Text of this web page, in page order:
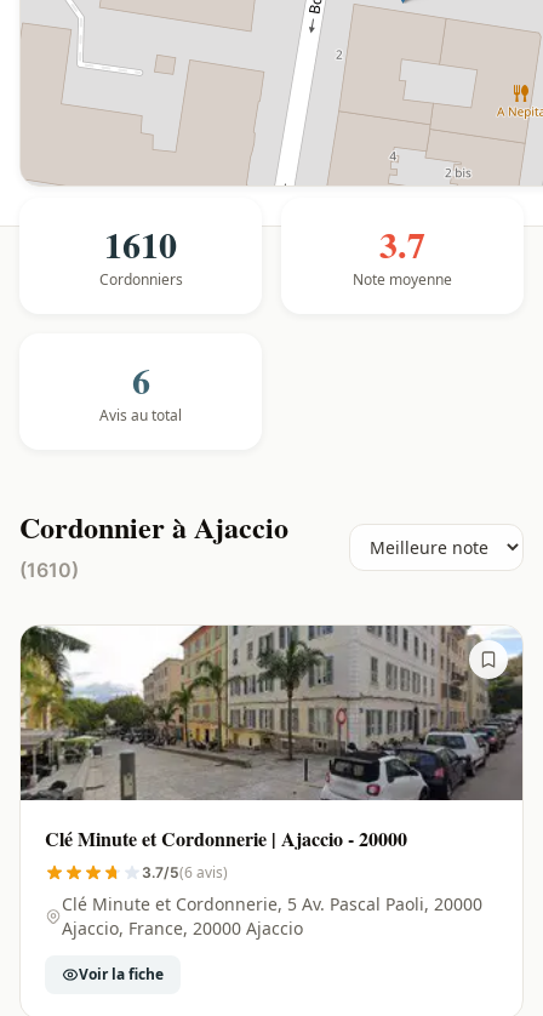
1610
Cordonniers
3.7
Note moyenne
6
Avis au total
Cordonnier à Ajaccio
(1610)
Clé Minute et Cordonnerie | Ajaccio - 20000
3.7/5(6 avis)
Clé Minute et Cordonnerie, 5 Av. Pascal Paoli, 20000
Ajaccio, France, 20000 Ajaccio
Voir la fiche